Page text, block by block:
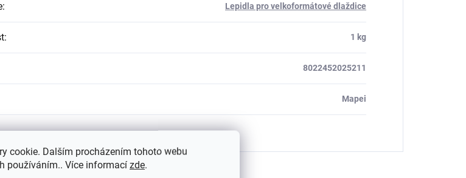
cookie. Dalším procházením tohoto webu
používáním.. Více informací zde.
: Lepidla pro velkoformátové dlaždice
: 1 kg
8022452025211
Mapei